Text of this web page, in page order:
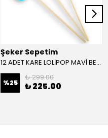
Şeker Sepetim
12 ADET KARE LOLİPOP MAVİ BEYAZ
%25
₺ 299.00
₺ 225.00